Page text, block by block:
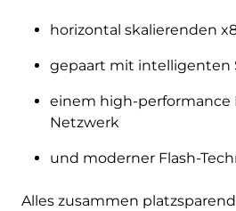
horizontal skalierenden
gepaart mit intelligenten
einem high-performance
Netzwerk
und moderner Flash-
Alles zusammen